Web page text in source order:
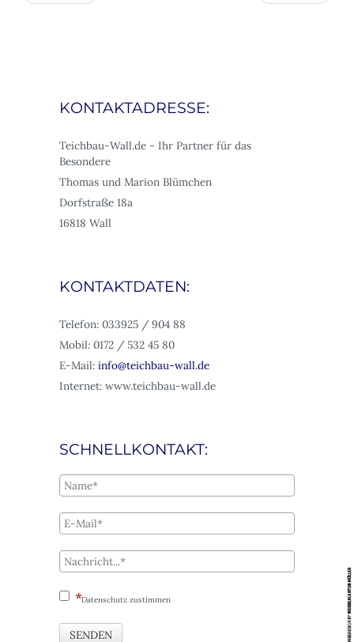
KONTAKTADRESSE:
Teichbau-Wall.de - Ihr Partner für das
Besondere
Thomas und Marion Blümchen
Dorfstraße 18a
16818 Wall
KONTAKTDATEN:
Telefon: 033925 / 904 88
Mobil: 0172 / 532 45 80
E-Mail: info@teichbau-wall.de
Internet: www.teichbau-wall.de
SCHNELLKONTAKT:
Datenschutz zustimmen
SENDEN